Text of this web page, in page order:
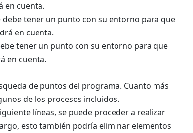
en cuenta.
tener un punto con su entorno para que
en cuenta.
tener un punto con su entorno para que
en cuenta.
de puntos del programa. Cuanto más
de los procesos incluidos.
líneas, se puede proceder a realizar
esto también podría eliminar elementos